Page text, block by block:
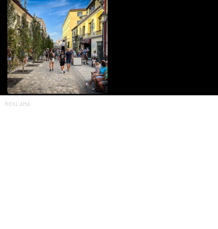
REKLAMA